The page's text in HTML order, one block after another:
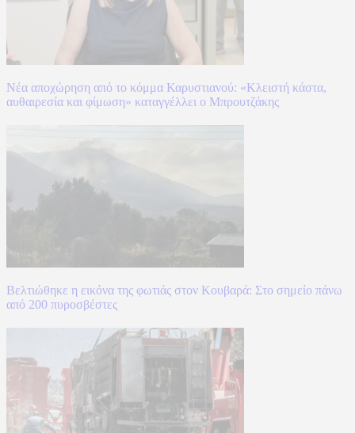
Νέα αποχώρηση από το κόμμα Καρυστιανού: «Κλειστή κάστα,
αυθαιρεσία και φίμωση» καταγγέλλει ο Μπρουτζάκης
Βελτιώθηκε η εικόνα της φωτιάς στον Κουβαρά: Στο σημείο πάνω
από 200 πυροσβέστες